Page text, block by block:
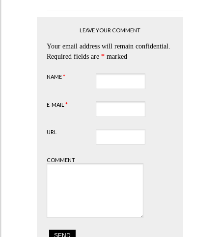
LEAVE YOUR COMMENT
Your email address will remain confidential.
Required fields are *marked
NAME*
E-MAIL *
URL
COMMENT